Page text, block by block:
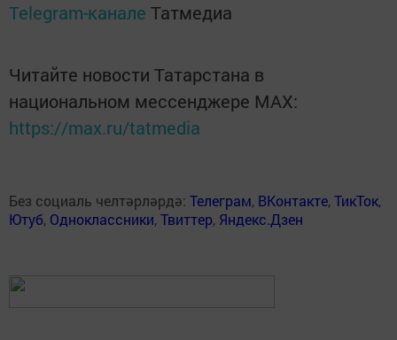
Telegram-канале Татмедиа
Читайте новости Татарстана в
национальном мессенджере MАХ:
https://max.ru/tatmedia
Без социаль челтәрләрдә: Телеграм, ВКонтакте,ТикТок,
Ютуб, Одноклассники,Твиттер, Яндекс.Дзен